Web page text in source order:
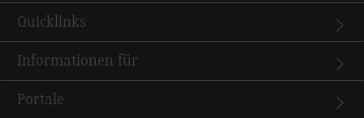
Quicklinks
Informationen für
Portale